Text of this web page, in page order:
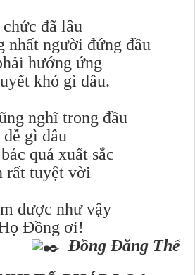
đã lâu
nhất người đứng đầu
hướng ứng
khó gì đâu.
nghĩ trong đầu
gì đâu
quá xuất sắc
rất tuyệt vời
được như vậy
Đồng ơi!
Đồng Đăng Thể